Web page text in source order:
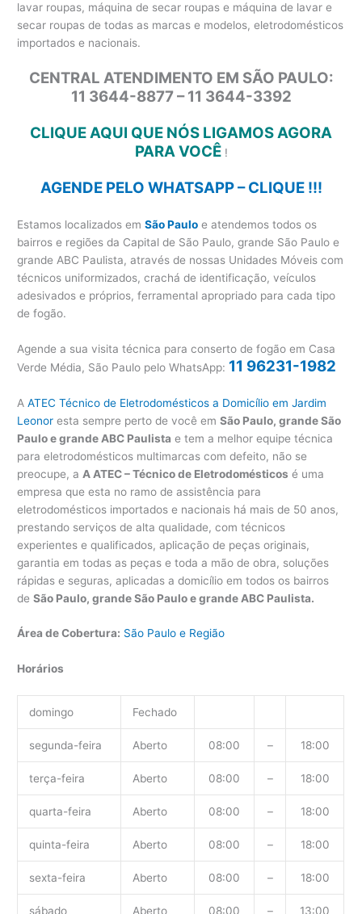
lavar roupas, máquina de secar roupas e máquina de lavar e
secar roupas de todas as marcas e modelos, eletrodomésticos
importados e nacionais.
CENTRAL ATENDIMENTO EM SÃO PAULO:
11 3644-8877 – 11 3644-3392
CLIQUE AQUI QUE NÓS LIGAMOS AGORA
PARA VOCÊ!
AGENDE PELO WHATSAPP – CLIQUE !!!
Estamos localizados emSão Paulo e atendemos todos os
bairros e regiões da Capital de São Paulo, grande São Paulo e
grande ABC Paulista, através de nossas Unidades Móveis com
técnicos uniformizados, crachá de identificação, veículos
adesivados e próprios, ferramental apropriado para cada tipo
de fogão.
Agende a sua visita técnica para conserto de fogão em Casa
Verde Média, São Paulo pelo WhatsApp: 11 96231-1982
AATEC Técnico de Eletrodomésticos a Domicílio em Jardim
Leonor esta sempre perto de você emSão Paulo, grande São
Paulo e grande ABC Paulista e tem a melhor equipe técnica
para eletrodomésticos multimarcas com defeito, não se
preocupe, a A ATEC – Técnico de Eletrodomésticos é uma
empresa que esta no ramo de assistência para
eletrodomésticos importados e nacionais há mais de 50 anos,
prestando serviços de alta qualidade, com técnicos
experientes e qualificados, aplicação de peças originais,
garantia em todas as peças e toda a mão de obra, soluções
rápidas e seguras, aplicadas a domicílio em todos os bairros
deSão Paulo, grande São Paulo e grande ABC Paulista.
Área de Cobertura: São Paulo e Região
Horários
domingo Fechado
segunda-feira Aberto 08:00 – 18:00
terça-feira Aberto 08:00 – 18:00
quarta-feira Aberto 08:00 – 18:00
quinta-feira Aberto 08:00 – 18:00
sexta-feira Aberto 08:00 – 18:00
sábado Aberto 08:00 – 13:00